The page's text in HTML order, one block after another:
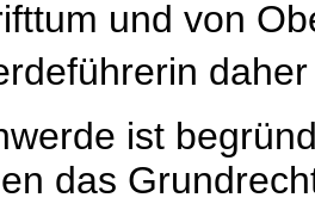
und von
ist
das